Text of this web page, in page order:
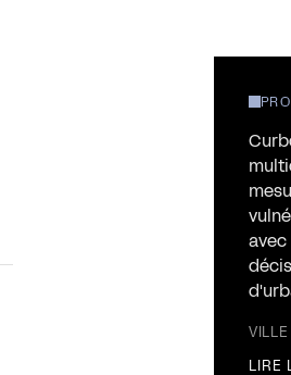
VILLE
LIRE